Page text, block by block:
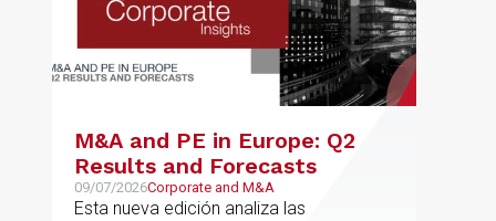
M&A and PE in Europe: Q2
Results and Forecasts
09/07/2026Corporate and M&A
Esta nueva edición analiza las